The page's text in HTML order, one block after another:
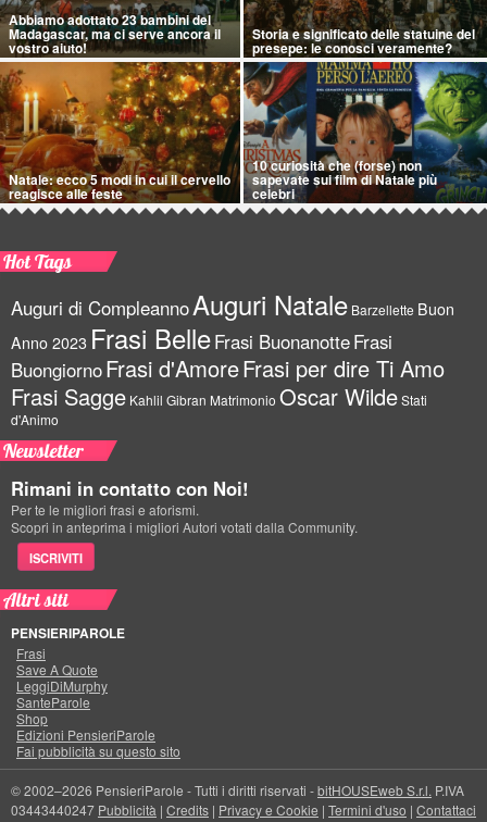
Abbiamo adottato 23 bambini del
Madagascar, ma ci serve ancora il
vostro aiuto!
Storia e significato delle statuine del
presepe: le conosci veramente?
Natale: ecco 5 modi in cui il cervello
reagisce alle feste
10 curiosità che (forse) non
sapevate sui film di Natale più
celebri
Hot Tags
Auguri di CompleannoAuguri Natale Barzellette Buon
Anno 2023 Frasi BelleFrasi BuonanotteFrasi
BuongiornoFrasi d'AmoreFrasi per dire Ti Amo
Frasi Sagge Kahlil Gibran Matrimonio Oscar WildeStati
d'Animo
Newsletter
Rimani in contatto con Noi!
Per te le migliori frasi e aforismi.
Scopri in anteprima i migliori Autori votati dalla Community.
ISCRIVITI
Altri siti
PENSIERIPAROLE
Frasi
Save A Quote
LeggiDiMurphy
SanteParole
Shop
Edizioni PensieriParole
Fai pubblicità su questo sito
© 2002–2026 PensieriParole - Tutti i diritti riservati -bitHOUSEweb S.r.l. P.IVA
03443440247 Pubblicità | Credits | Privacy e Cookie | Termini d'uso | Contattaci